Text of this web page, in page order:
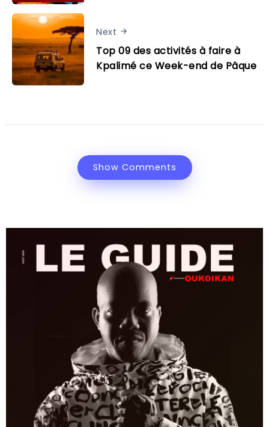
Next
Top 09 des activités à faire à
Kpalimé ce Week-end de Pâque
Show Comments